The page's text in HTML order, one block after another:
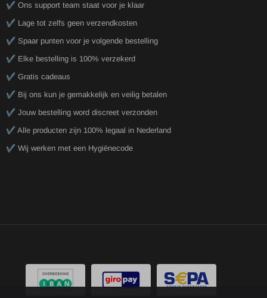
✔️ Ons support team staat voor je klaar
✔️ Lage tot zelfs geen verzendkosten
✔️ Spaar punten voor je volgende bestelling
✔️ Elke bestelling is 100% verzekerd
✔️ Gratis cadeaus
✔️ Bij ons kun je gemakkelijk en veilig betalen
✔️ Jouw bestelling word discreet verzonden
✔️ Alle producten zijn 100% legaal in Nederland
✔️ Wij werken met een Hygiënecode